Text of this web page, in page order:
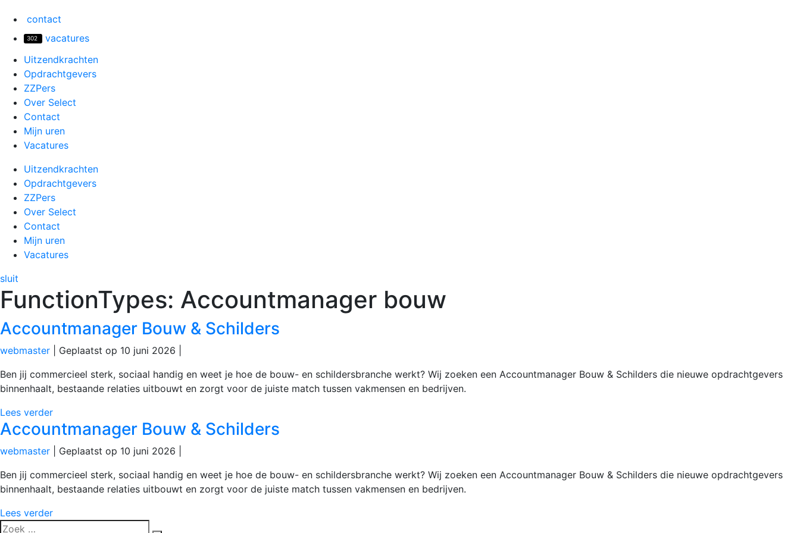
naar
contact
302
vacatures
Uitzendkrachten
Opdrachtgevers
ZZPers
Over Select
Contact
Mijn uren
Vacatures
Uitzendkrachten
Opdrachtgevers
ZZPers
Over Select
Contact
Mijn uren
Vacatures
sluit
FunctionTypes: Accountmanager bouw
Accountmanager Bouw & Schilders
webmaster Geplaatst op 10 juni 2026
Ben jij commercieel sterk, sociaal handig en weet je hoe de bouw- en schildersbranche werkt? Wij zoeken een Accountmanager Bouw & Schilders die nieuwe opdrachtgevers
binnenhaalt, bestaande relaties uitbouwt en zorgt voor de juiste match tussen vakmensen en bedrijven.
Lees verderAccountmanager
Bouw
Schilders
Accountmanager Bouw & Schilders
webmaster Geplaatst op 10 juni 2026
Ben jij commercieel sterk, sociaal handig en weet je hoe de bouw- en schildersbranche werkt? Wij zoeken een Accountmanager Bouw & Schilders die nieuwe opdrachtgevers
binnenhaalt, bestaande relaties uitbouwt en zorgt voor de juiste match tussen vakmensen en bedrijven.
Lees verderAccountmanager
Zoek